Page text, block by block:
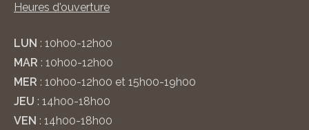
Heures d'ouverture
LUN : 10h00-12h00
MAR : 10h00-12h00
MER : 10h00-12h00 et 15h00-19h00
JEU : 14h00-18h00
VEN : 14h00-18h00